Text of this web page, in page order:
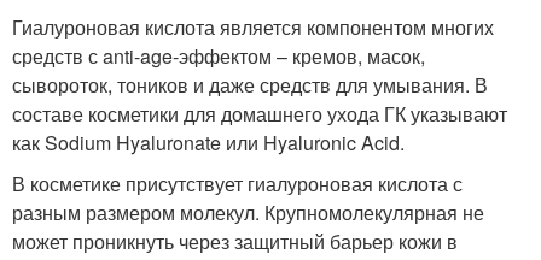
Гиалуроновая кислота является компонентом многих
средств с anti-age-эффектом – кремов, масок,
сывороток, тоников и даже средств для умывания. В
составе косметики для домашнего ухода ГК указывают
как Sodium Hyaluronate или Hyaluronic Acid.
В косметике присутствует гиалуроновая кислота с
разным размером молекул. Крупномолекулярная не
может проникнуть через защитный барьер кожи в